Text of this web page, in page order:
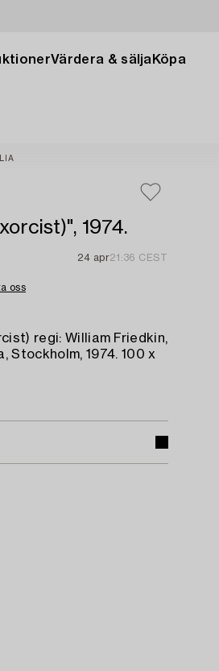
Värdera & sälja Köpa
1974.
24 apr21:36 CEST
oss
regi: William Friedkin,
Stockholm, 1974. 100 x